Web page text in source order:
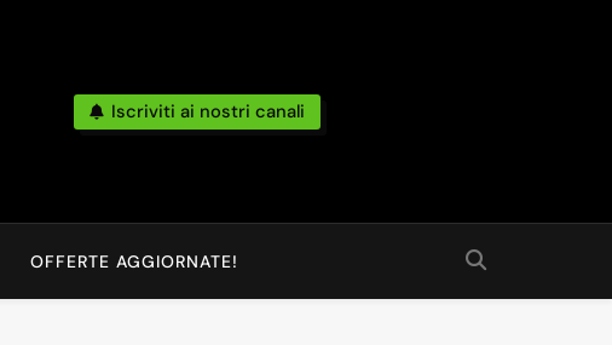
Iscriviti ai nostri canali
OFFERTE AGGIORNATE!